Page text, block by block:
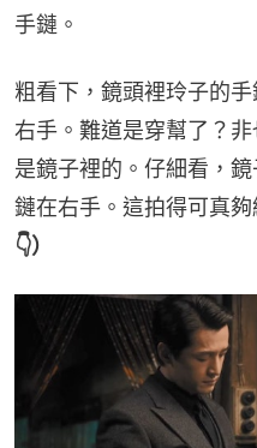
手鏈。
粗看下，鏡頭裡玲子的
右手。難道是穿幫了？
是鏡子裡的。仔細看，
鏈在右手。這拍得可真夠
👇）